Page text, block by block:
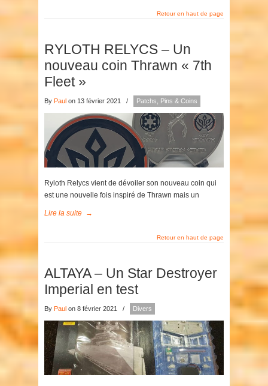
Retour en haut de page
RYLOTH RELYCS – Un
nouveau coin Thrawn « 7th
Fleet »
By Paul on 13 février 2021 / Patchs, Pins & Coins
Ryloth Relycs vient de dévoiler son nouveau coin qui
est une nouvelle fois inspiré de Thrawn mais un
Lire la suite →
Retour en haut de page
ALTAYA – Un Star Destroyer
Imperial en test
By Paul on 8 février 2021 / Divers